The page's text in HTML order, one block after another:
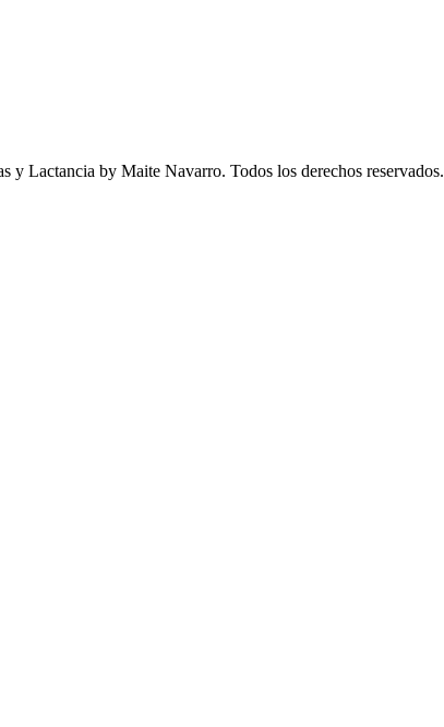
Lactancia by Maite Navarro. Todos los derechos reservados.